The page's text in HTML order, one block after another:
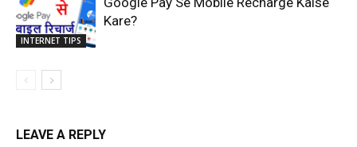
INTERNET TIPS
Kare?
LEAVE A REPLY